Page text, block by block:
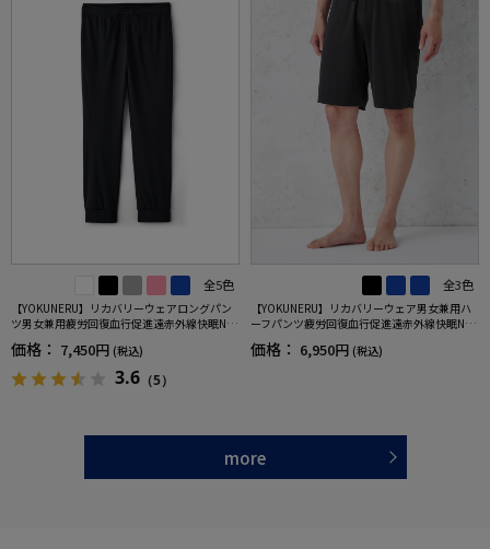
全5色
【YOKUNERU】リカバリーウェアロングパン
ツ男女兼用疲労回復血行促進遠赤外線快眠NA
NOMIX(R)【一般医療機器】SS～LLサイズ
価格： 7,450円 (税込)
3.6 （5）
全3色
【YOKUNERU】リカバリーウェア男女兼用ハ
ーフパンツ疲労回復血行促進遠赤外線快眠NA
NOMIX(R)【一般医療機器】SS～LLサイズ
価格： 6,950円 (税込)
more